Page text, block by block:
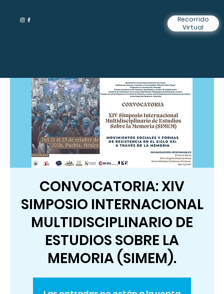
Recorrido
Virtual
CONVOCATORIA: XIV
SIMPOSIO INTERNACIONAL
MULTIDISCIPLINARIO DE
ESTUDIOS SOBRE LA
MEMORIA (SIMEM).